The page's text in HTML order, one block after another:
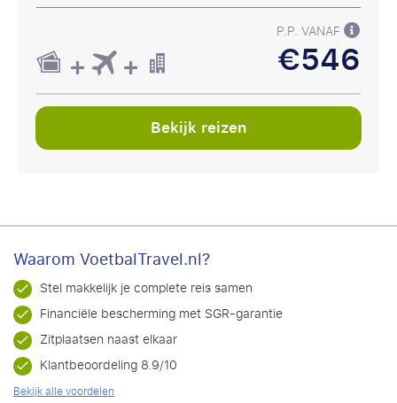
P.P. VANAF
€546
Bekijk reizen
Waarom VoetbalTravel.nl?
Stel makkelijk je complete reis samen
Financiële bescherming met SGR-garantie
Zitplaatsen naast elkaar
Klantbeoordeling 8.9/10
Bekijk alle voordelen